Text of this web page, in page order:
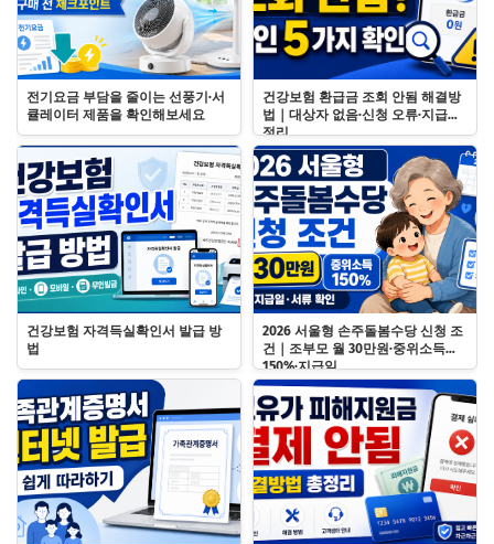
전기요금 부담을 줄이는 선풍기·서
큘레이터 제품을 확인해보세요
건강보험 환급금 조회 안됨 해결방
법｜대상자 없음·신청 오류·지급일
정리
건강보험 자격득실확인서 발급 방
법
2026 서울형 손주돌봄수당 신청 조
건｜조부모 월 30만원·중위소득
150%·지급일